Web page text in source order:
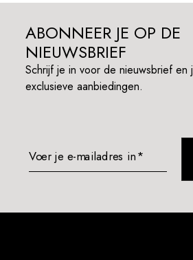
ABONNEER JE OP DE
NIEUWSBRIEF
Schrijf je in voor de nieuwsbrief en
exclusieve aanbiedingen.
Voer je e-mailadres in*